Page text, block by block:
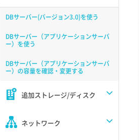
DBサーバー(バージョン3.0)を使う
DBサーバー（アプリケーションサーバ
ー）を使う
DBサーバー（アプリケーションサーバ
ー）の容量を確認・変更する
追加ストレージ/ディスク
ネットワーク